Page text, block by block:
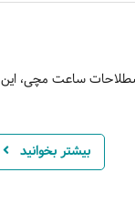
ساعت مچی، این
بیشتر بخوانید